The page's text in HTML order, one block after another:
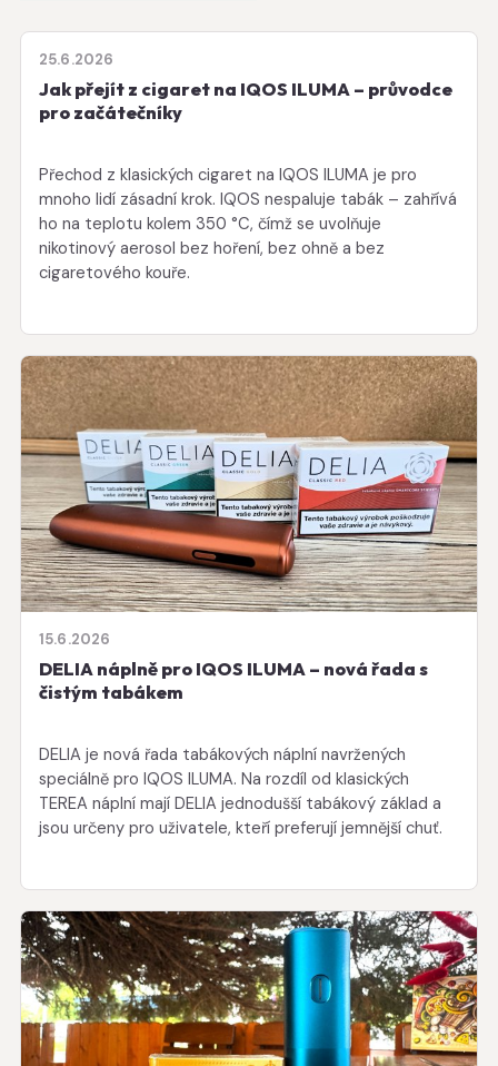
25.6.2026
Jak přejít z cigaret na IQOS ILUMA – průvodce
pro začátečníky
Přechod z klasických cigaret na IQOS ILUMA je pro
mnoho lidí zásadní krok. IQOS nespaluje tabák – zahřívá
ho na teplotu kolem 350 °C, čímž se uvolňuje
nikotinový aerosol bez hoření, bez ohně a bez
cigaretového kouře.
15.6.2026
DELIA náplně pro IQOS ILUMA – nová řada s
čistým tabákem
DELIA je nová řada tabákových náplní navržených
speciálně pro IQOS ILUMA. Na rozdíl od klasických
TEREA náplní mají DELIA jednodušší tabákový základ a
jsou určeny pro uživatele, kteří preferují jemnější chuť.